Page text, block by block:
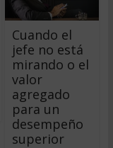
Cuando el
jefe no está
mirando o el
valor
agregado
para un
desempeño
superior